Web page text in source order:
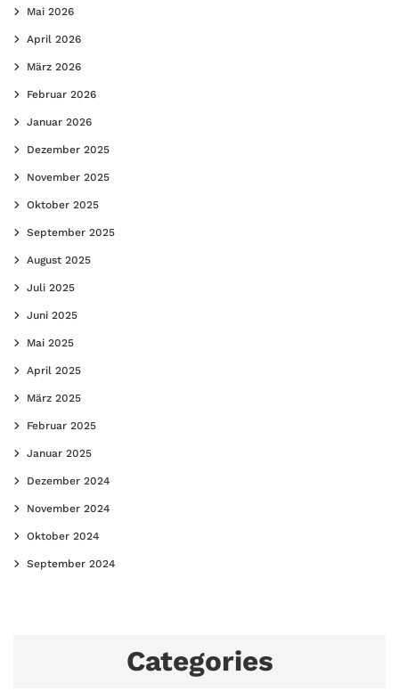
Mai 2026
April 2026
März 2026
Februar 2026
Januar 2026
Dezember 2025
November 2025
Oktober 2025
September 2025
August 2025
Juli 2025
Juni 2025
Mai 2025
April 2025
März 2025
Februar 2025
Januar 2025
Dezember 2024
November 2024
Oktober 2024
September 2024
Categories